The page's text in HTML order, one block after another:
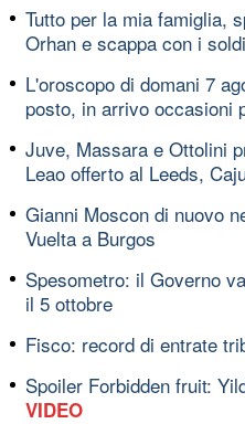
Tutto per la mia famiglia,
Orhan e scappa con i
L'oroscopo di domani 7
posto, in arrivo occasioni
Juve, Massara e Ottolini
Leao offerto al Leeds,
Gianni Moscon di nuovo
Vuelta a Burgos
Spesometro: il Governo
il 5 ottobre
Fisco: record di entrate
Spoiler Forbidden fruit:
VIDEO